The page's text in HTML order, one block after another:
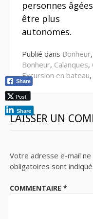
suite
personnes
être plus
autonomes.
Publié dans Bonheur,
Bonheur, Calanques,
Excursion en bateau,
LAISSER UN
Votre adresse e-mail ne
obligatoires sont
COMMENTAIRE *
Share
Post
Share